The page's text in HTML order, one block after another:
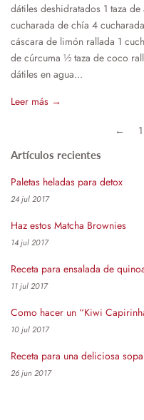
dátiles deshidratados 1 taza
cucharada de chía 4
cáscara de limón rallada 1
de cúrcuma ½ taza de coco
dátiles en agua...
Leer más →
← 1
Artículos recientes
Paletas heladas para detox
24 jul 2017
Haz estos Matcha Brownies
14 jul 2017
Receta para ensalada de
11 jul 2017
Como hacer un “Kiwi
10 jul 2017
Receta para una deliciosa
26 jun 2017